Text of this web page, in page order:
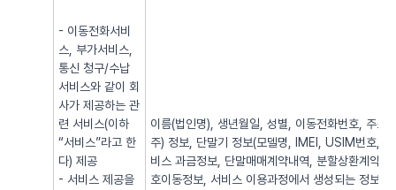
- 이동전화서비
스, 부가서비스,
통신 청구/수납
서비스와 같이 회
사가 제공하는 관
련 서비스(이하
“서비스”라고 한
다) 제공
- 서비스 제공을
이름(법인명), 생년월일, 성별, 이동전화번호, 주
주) 정보, 단말기 정보(모델명, IMEI, USIM번호,
비스 과금정보, 단말매매계약내역, 분할상환계약
호이동정보, 서비스 이용과정에서 생성되는 정보(